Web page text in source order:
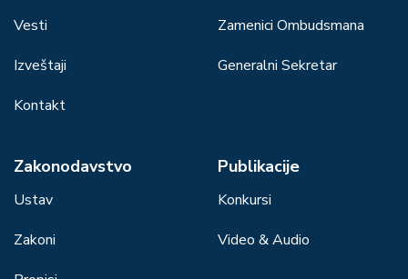
Vesti
Izveštaji
Kontakt
Zamenici Ombudsmana
Generalni Sekretar
Zakonodavstvo
Ustav
Zakoni
Publikacije
Konkursi
Video & Audio